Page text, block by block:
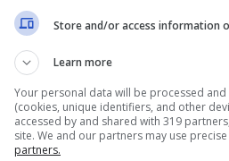
vivi,sani, chenon corrano
(operazione che potrebbe
essere eseguita
Store and/or access information
Learn more
Your personal data will be processed
(cookies, unique identifiers, and other
accessed by and shared with 319
site. We and our partners may use
partners.